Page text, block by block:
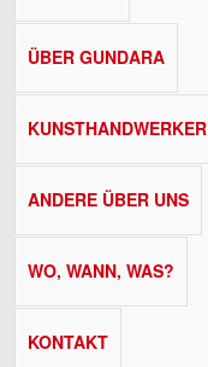
ÜBER GUNDARA
KUNSTHANDWERKER
ANDERE ÜBER UNS
WO, WANN, WAS?
KONTAKT